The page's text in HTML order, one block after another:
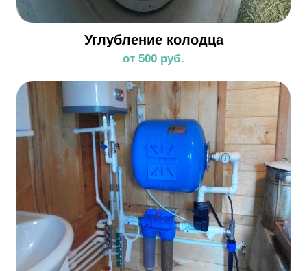
Углубление колодца
от 500 руб.